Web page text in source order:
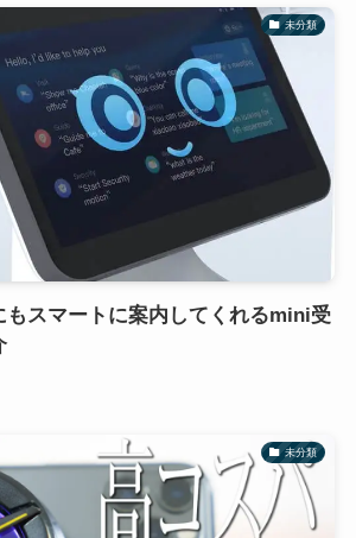
未分類
もスマートに案内してくれるmini受
未分類